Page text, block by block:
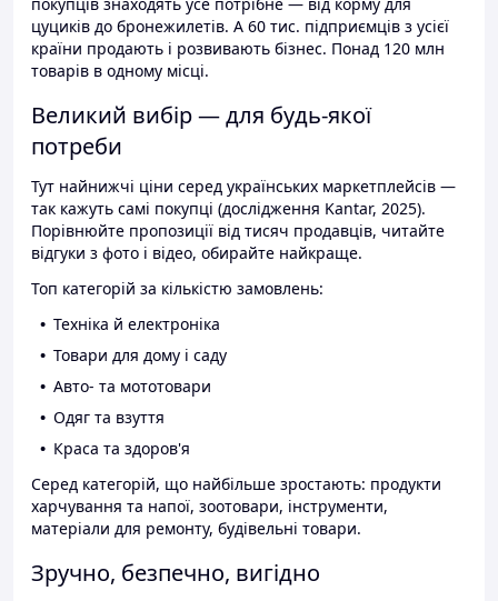
цуциків до бронежилетів. А 60 тис. підприємців з усієї
країни продають і розвивають бізнес. Понад 120 млн
товарів в одному місці.
Великий вибір — для будь-якої
потреби
Тут найнижчі ціни серед українських маркетплейсів —
так кажуть самі покупці (дослідження Kantar, 2025).
Порівнюйте пропозиції від тисяч продавців, читайте
відгуки з фото і відео, обирайте найкраще.
Топ категорій за кількістю замовлень:
Техніка й електроніка
Товари для дому і саду
Авто- та мототовари
Одяг та взуття
Краса та здоров'я
Серед категорій, що найбільше зростають: продукти
харчування та напої, зоотовари, інструменти,
матеріали для ремонту, будівельні товари.
Зручно, безпечно, вигідно